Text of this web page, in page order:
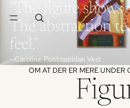
"The figure shows
The abstraction
feel."
- Caroline Pontoppidan Vest
OM AT DER ER MERE